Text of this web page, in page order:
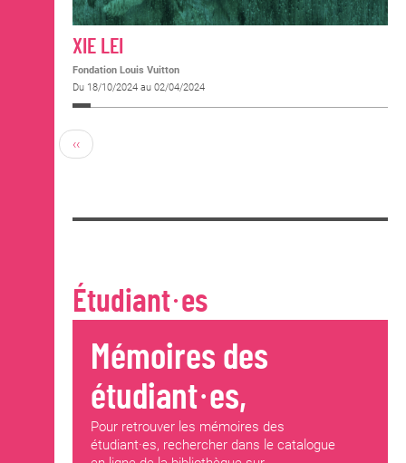
XIE LEI
Fondation Louis Vuitton
Du 18/10/2024 au 02/04/2024
‹‹
Étudiant·es
Mémoires des
étudiant·es,
Pour retrouver les mémoires des
étudiant·es, rechercher dans le catalogue